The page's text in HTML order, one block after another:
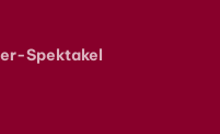
Spektakel